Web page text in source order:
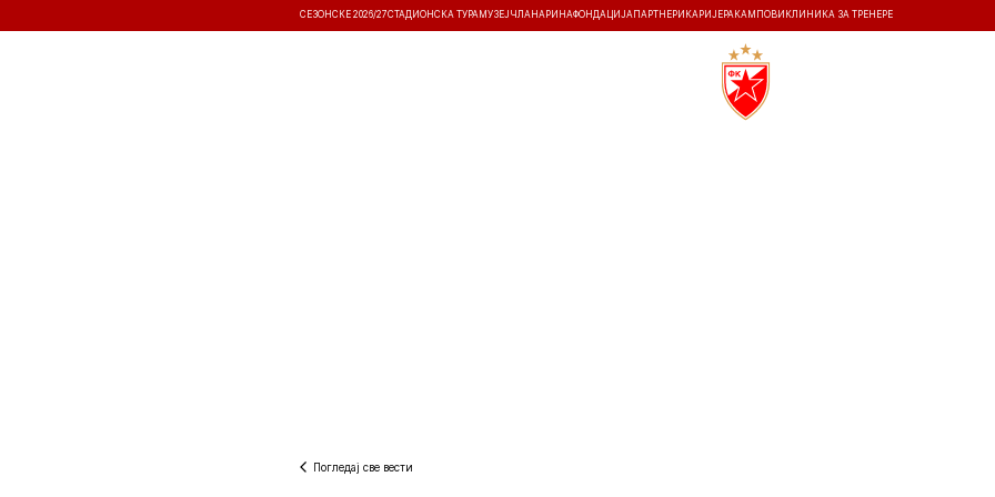
СЕЗОНСКЕ 2026/27СТАДИОНСКА ТУРА МУЗЕЈ ЧЛАНАРИНАФОНДАЦИЈА ПАРТНЕРИ КАРИЈЕРА КАМПОВИ КЛИНИКА ЗА ТРЕНЕРЕ
Погледај све вести